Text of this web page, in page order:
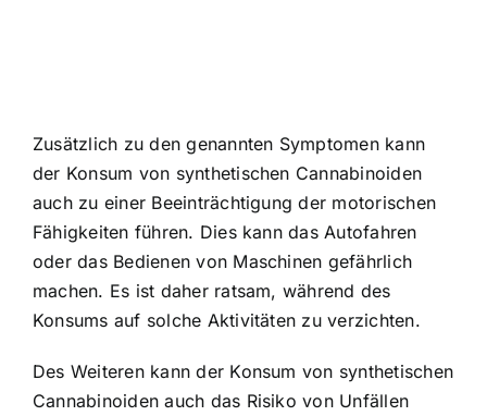
Zusätzlich zu den genannten Symptomen kann
der Konsum von synthetischen Cannabinoiden
auch zu einer Beeinträchtigung der motorischen
Fähigkeiten führen. Dies kann das Autofahren
oder das Bedienen von Maschinen gefährlich
machen. Es ist daher ratsam, während des
Konsums auf solche Aktivitäten zu verzichten.
Des Weiteren kann der Konsum von synthetischen
Cannabinoiden auch das Risiko von Unfällen